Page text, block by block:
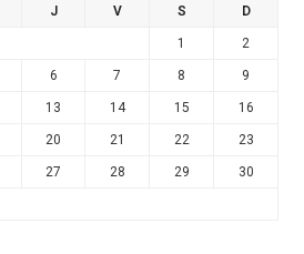
J V S D
1 2
6 7 8 9
13 14 15 16
20 21 22 23
27 28 29 30